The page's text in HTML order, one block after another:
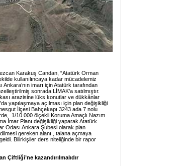
Karakuş Candan, “Atatürk Orman
kullanılıncaya kadar mücadelemiz
imarı için Atatürk tarafından
sonrada LİMAK’a satılmıştır.
arazisine lüks konutlar ve dükkânlar
yapılaşmaya açılması için plan değişikliği
İlçesi Bahçekapı 3243 ada 7 nolu
1/10.000 ölçekli Koruma Amaçlı Nazım
İmar Planı değişikliği yaparak Atatürk
Odası Ankara Şubesi olarak plan
gereken alanı , talana açmaya
Bilirkişiler ders niteliğinde bir rapor
Çiftliği’ne kazandırılmalıdır